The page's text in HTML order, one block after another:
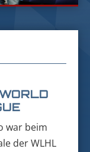
war beim
der WLHL